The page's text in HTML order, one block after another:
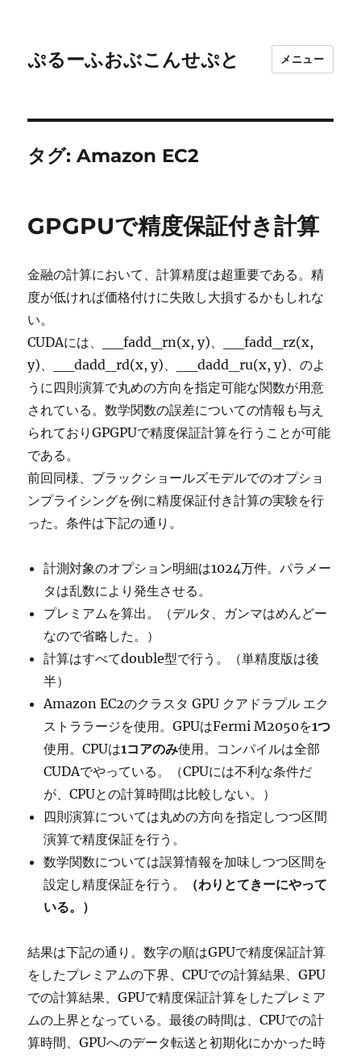
ぷるーふおぶこんせぷと メニュー
タグ:Amazon EC2
GPGPUで精度保証付き計算
金融の計算において、計算精度は超重要である。精
度が低ければ価格付けに失敗し大損するかもしれな
い。
CUDAには、__fadd_rn(x, y)、__fadd_rz(x,
y)、__dadd_rd(x, y)、__dadd_ru(x, y)、のよ
うに四則演算で丸めの方向を指定可能な関数が用意
されている。数学関数の誤差についての情報も与え
られておりGPGPUで精度保証計算を行うことが可能
である。
前回同様、ブラックショールズモデルでのオプショ
ンプライシングを例に精度保証付き計算の実験を行
った。条件は下記の通り。
計測対象のオプション明細は1024万件。パラメー
タは乱数により発生させる。
プレミアムを算出。（デルタ、ガンマはめんどー
なので省略した。）
計算はすべてdouble型で行う。（単精度版は後
半）
Amazon EC2のクラスタ GPU クアドラプル エク
ストララージを使用。GPUはFermi M2050を1つ
使用。CPUは1コアのみ使用。コンパイルは全部
CUDAでやっている。（CPUには不利な条件だ
が、CPUとの計算時間は比較しない。）
四則演算については丸めの方向を指定しつつ区間
演算で精度保証を行う。
数学関数については誤算情報を加味しつつ区間を
設定し精度保証を行う。
（わりとてきーにやって
いる。）
結果は下記の通り。数字の順はGPUで精度保証計算
をしたプレミアムの下界、CPUでの計算結果、GPU
での計算結果、GPUで精度保証計算をしたプレミア
ムの上界となっている。最後の時間は、CPUでの計
算時間、GPUへのデータ転送と初期化にかかった時